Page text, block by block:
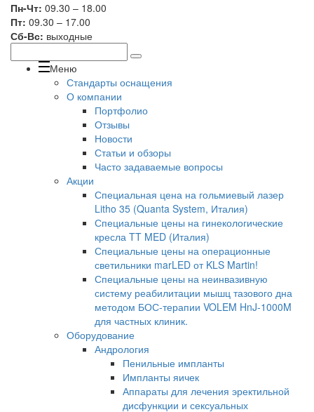
Пн-Чт: 09.30 – 18.00
Пт: 09.30 – 17.00
Сб-Вс: выходные
Меню
Стандарты оснащения
О компании
Портфолио
Отзывы
Новости
Статьи и обзоры
Часто задаваемые вопросы
Акции
Специальная цена на гольмиевый лазер
Litho 35 (Quanta System, Италия)
Специальные цены на гинекологические
кресла TT MED (Италия)
Специальные цены на операционные
светильники marLED от KLS Martin!
Специальные цены на неинвазивную
систему реабилитации мышц тазового дна
методом БОС-терапии VOLEM HnJ-1000M
для частных клиник.
Оборудование
Андрология
Пенильные импланты
Импланты яичек
Аппараты для лечения эректильной
дисфункции и сексуальных